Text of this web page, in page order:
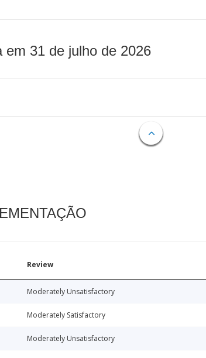
em 31 de julho de 2026
Review
Moderately Unsatisfactory
Moderately Satisfactory
Moderately Unsatisfactory